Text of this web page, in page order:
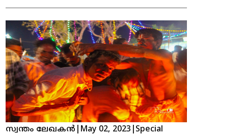
സ്വന്തം ലേഖകൻ May 02, 2023 Special